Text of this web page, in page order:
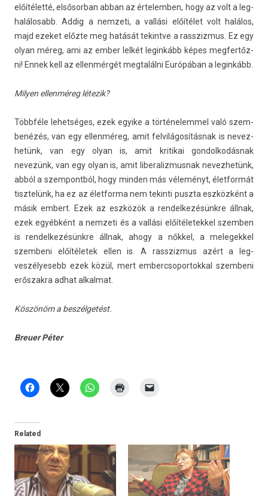
előítéletté, el­sősor­ban abban az értelemb­en, hogy az volt a leg­
halálosabb. Addig a nem­zeti, a vallási előítélet volt halálos,
majd ezeket előzte meg hatását tekintve a rassziz­mus. Ez egy
olyan méreg, ami az ember lelkét legin­kább képes meg­fertőz­
ni! Ennek kell az el­lenmér­gét meg­talál­ni Európában a legin­kább.
Mily­en el­lenméreg létezik?
Többféle lehet­séges, ezek egyike a tör­ténelem­mel való szem­
benézés, van egy el­lenméreg, amit fel­világosítás­nak is nevez­
hetünk, van egy olyan is, amit kritikai gon­dolkodás­nak
nevezünk, van egy olyan is, amit li­beraliz­musnak nevez­hetünk,
abból a szem­pontból, hogy mind­en más véleményt, élet­formát
tisztelünk, ha ez az élet­forma nem tekin­ti puszta eszközként a
másik em­bert. Ezek az eszközök a re­ndel­kezésünkre állnak,
ezek egyébként a nem­zeti és a vallási előítéletek­kel szemb­en
is re­ndel­kezésünkre állnak, ahogy a nőkkel, a melegek­kel
szem­beni előítéletek ellen is. A rassziz­mus azért a leg­
veszélyesebb ezek közül, mert em­bercsopor­tokk­al szem­beni
erős­zakra adhat al­kal­mat.
Köszönöm a beszélgetést.
Breu­er Péter
Related